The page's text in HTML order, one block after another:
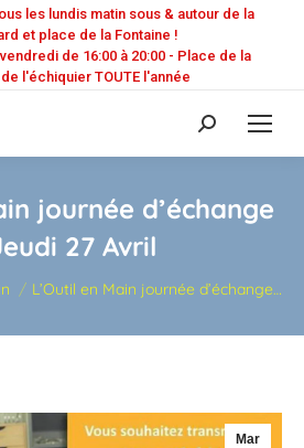
les lundis matin sous & autour de la
et place de la Fontaine !
de 16:00 à 20:00 - Place de la
l'échiquier TOUTE l'année
Recherche
:
journée d’échange
27 Avril
L’Outil en Main journée d’échange…
Mar